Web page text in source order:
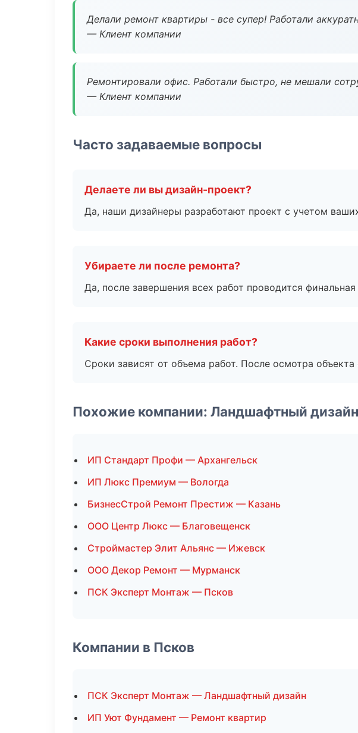
Делали ремонт квартиры - все супер! Работали
— Клиент компании
Ремонтировали офис. Работали быстро, не мешали
— Клиент компании
Часто задаваемые вопросы
Делаете ли вы дизайн-проект?
Да, наши дизайнеры разработают проект с учетом
Убираете ли после ремонта?
Да, после завершения всех работ проводится
Какие сроки выполнения работ?
Сроки зависят от объема работ. После осмотра
Похожие компании: Ландшафтный дизайн
ИП Стандарт Профи — Архангельск
ИП Люкс Премиум — Вологда
БизнесСтрой Ремонт Престиж — Казань
ООО Центр Люкс — Благовещенск
Строймастер Элит Альянс — Ижевск
ООО Декор Ремонт — Мурманск
ПСК Эксперт Монтаж — Псков
Компании в Псков
ПСК Эксперт Монтаж — Ландшафтный дизайн
ИП Уют Фундамент — Ремонт квартир